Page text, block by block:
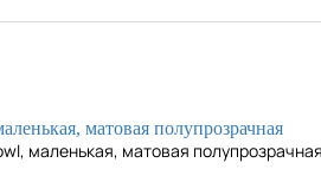
маленькая, матовая